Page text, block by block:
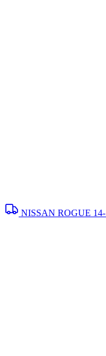
NISSAN ROGUE 14-